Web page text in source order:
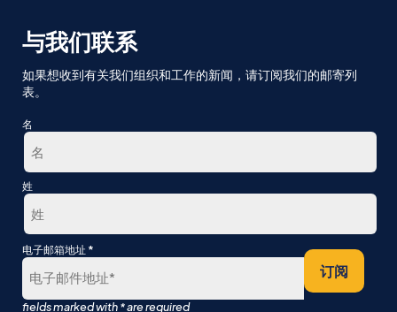
与我们联系
如果想收到有关我们组织和工作的新闻，请订阅我们的邮寄列
表。
名
第
姓
最
后
电子邮箱地址 *
订阅